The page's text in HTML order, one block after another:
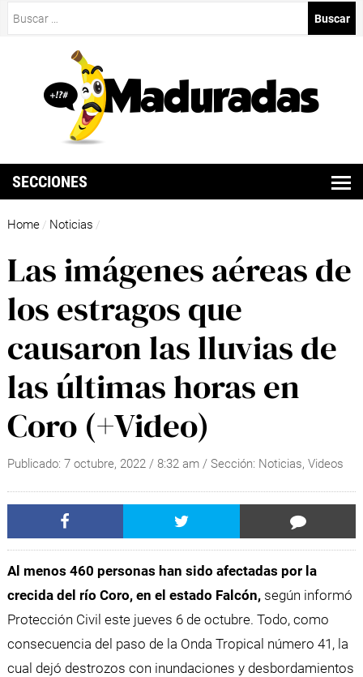
SECCIONES
Home / Noticias /
Las imágenes aéreas de
los estragos que
causaron las lluvias de
las últimas horas en
Coro (+Video)
Publicado: 7 octubre, 2022/ 8:32 am / Sección: Noticias, Videos
Al menos 460 personas han sido afectadas por la
crecida del río Coro, en el estado Falcón,según informó
Protección Civil este jueves 6 de octubre. Todo, como
consecuencia del paso de la Onda Tropical número 41, la
cual dejó destrozos con inundaciones y desbordamientos